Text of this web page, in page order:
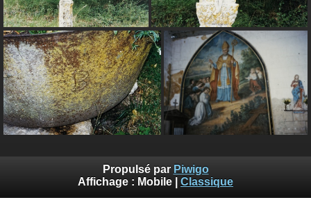
Propulsé par Piwigo
Affichage : Mobile Classique